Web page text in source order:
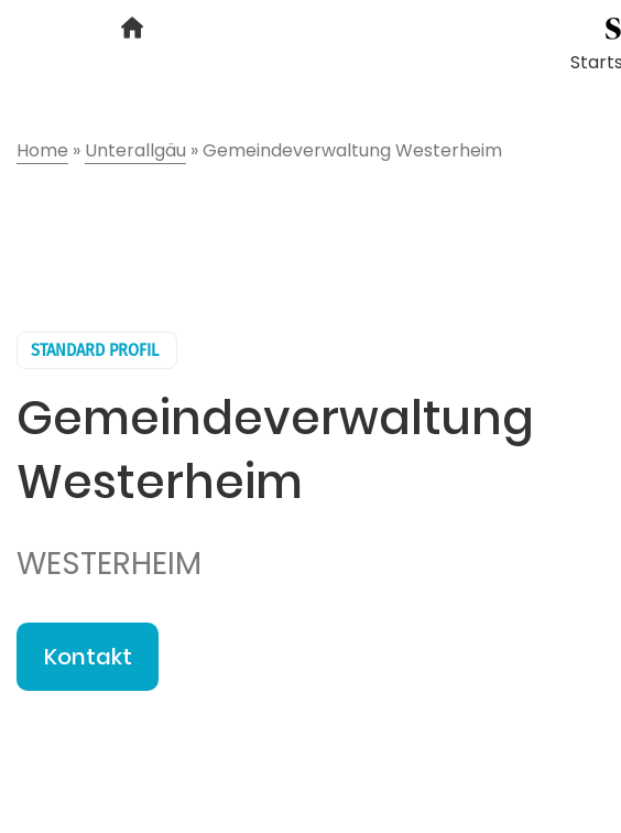
Home » Unterallgäu »Gemeindeverwaltung Westerheim
STANDARD PROFIL
Gemeindeverwaltung
Westerheim
WESTERHEIM
Kontakt